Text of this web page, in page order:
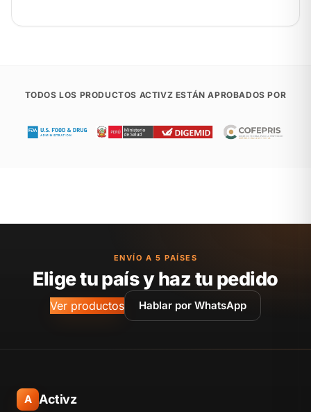
TODOS LOS PRODUCTOS ACTIVZ ESTÁN APROBADOS POR
ENVÍO A 5 PAÍSES
Elige tu país y haz tu pedido
Ver productos Hablar por WhatsApp
A Activz